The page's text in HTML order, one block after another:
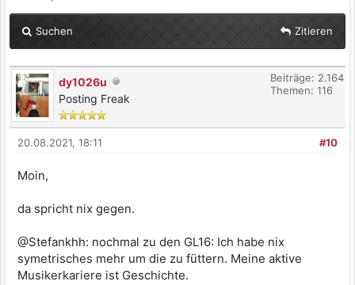
Suchen Zitieren
dy1026u
Posting Freak
Beiträge: 2.164
Themen: 116
#10
20.08.2021, 18:11
Moin,
da spricht nix gegen.
@Stefankhh: nochmal zu den GL16: Ich habe nix
symetrisches mehr um die zu füttern. Meine aktive
Musikerkariere ist Geschichte.